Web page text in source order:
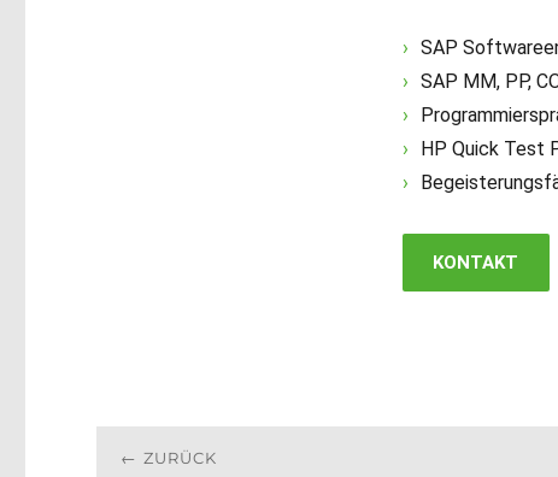
SAP
SAP MM, PP,
HP Quick Test
KONTAKT
Beitragsnavigation
ZURÜCK